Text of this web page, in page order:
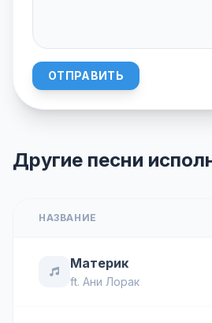
ОТПРАВИТЬ
Другие песни
НАЗВАНИЕ
Материк
ft. Ани Лорак